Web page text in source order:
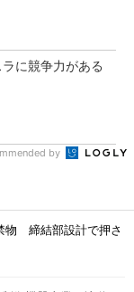
に競争力がある
by
物 締結部設計で押さ